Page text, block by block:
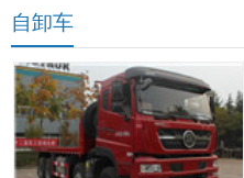
自卸车